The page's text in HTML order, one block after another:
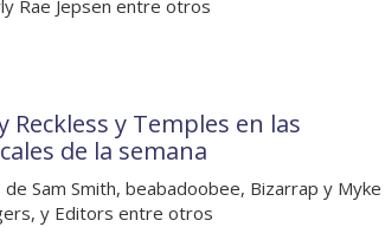
Rae Jepsen entre otros
Reckless y Temples en las
de la semana
Sam Smith, beabadoobee, Bizarrap y Myke
y Editors entre otros